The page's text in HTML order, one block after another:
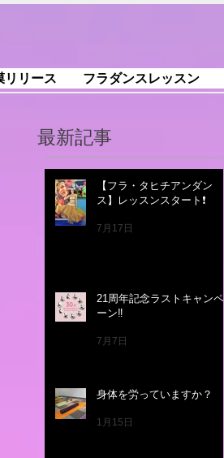
リリース フラダンスレッスン
最新記事
【フラ・タヒチアンダン
ス】レッスンスタート❗️
7月17日
21周年記念ラストキャンペ
ーン‼️
7月7日
身体を労っていますか？
1月15日